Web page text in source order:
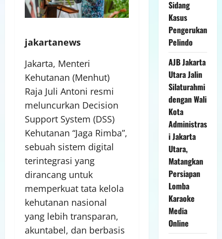
jakartanews
Jakarta, Menteri
Kehutanan (Menhut)
Raja Juli Antoni resmi
meluncurkan Decision
Support System (DSS)
Kehutanan “Jaga Rimba”,
sebuah sistem digital
terintegrasi yang
dirancang untuk
memperkuat tata kelola
kehutanan nasional
yang lebih transparan,
akuntabel, dan berbasis
Sidang
Kasus
Pengerukan
Pelindo
AJB Jakarta
Utara Jalin
Silaturahmi
dengan Wali
Kota
Administras
i Jakarta
Utara,
Matangkan
Persiapan
Lomba
Karaoke
Media
Online